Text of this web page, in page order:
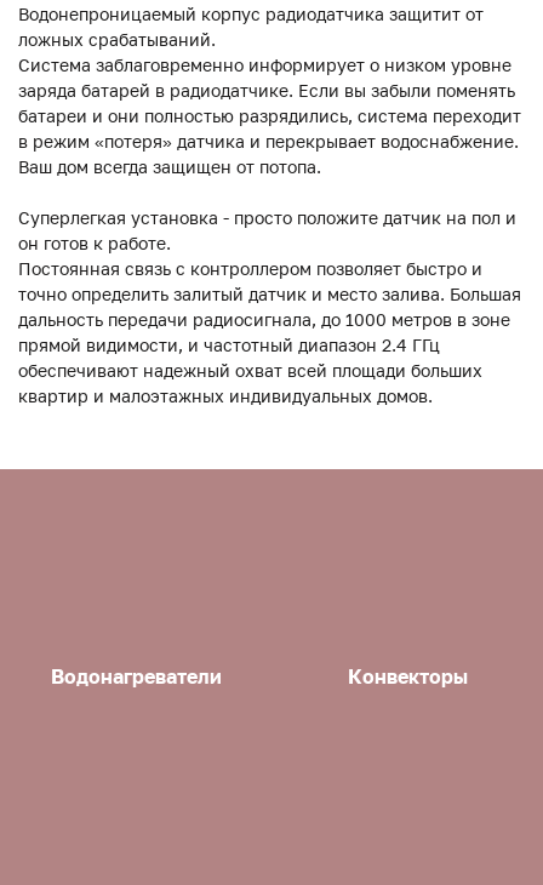
Водонепроницаемый корпус радиодатчика защитит от
ложных срабатываний.
Система заблаговременно информирует о низком уровне
заряда батарей в радиодатчике. Если вы забыли поменять
батареи и они полностью разрядились, система переходит
в режим «потеря» датчика и перекрывает водоснабжение.
Ваш дом всегда защищен от потопа.
Суперлегкая установка - просто положите датчик на пол и
он готов к работе.
Постоянная связь с контроллером позволяет быстро и
точно определить залитый датчик и место залива. Большая
дальность передачи радиосигнала, до 1000 метров в зоне
прямой видимости, и частотный диапазон 2.4 ГГц
обеспечивают надежный охват всей площади больших
квартир и малоэтажных индивидуальных домов.
Водонагреватели Конвекторы